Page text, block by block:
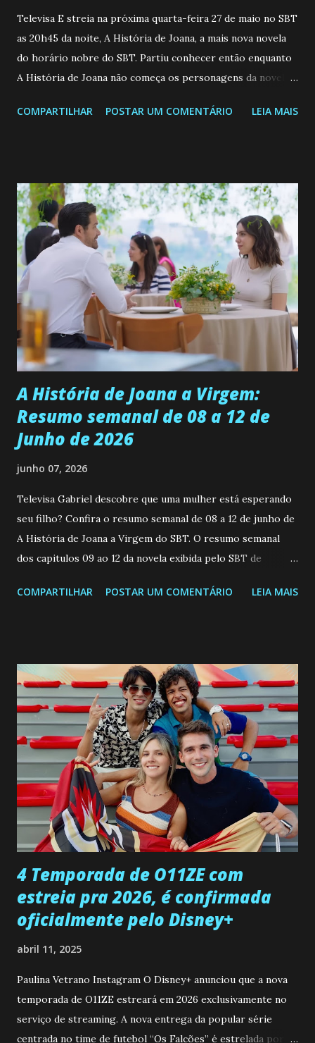
Televisa E streia na próxima quarta-feira 27 de maio no SBT
as 20h45 da noite, A História de Joana, a mais nova novela
do horário nobre do SBT. Partiu conhecer então enquanto
A História de Joana não começa os personagens da novela?
de 25/05/26 a 31/05/26 JOANA GUADALUPE (Camila
permanecer virgem até encontrar o homem que realmente
ama, o que não é fácil, já que dedica todas as suas energias a
se aprimorar, trabalhando, estudando e se orgulhando de
ser a primeira mulher da família a ingressar na
universidade. Ela tem uma personalidade muito alegre, é
muito madura para a idade, determinada, criativa e
empática. Detesta injustiças e é uma ótima amiga. Pode ser
teimosa e muito persistente quando decide fazer algo.
Durante um exame ginecológico, ela é inseminada por eng...
COMPARTILHAR POSTAR UM COMENTÁRIO LEIA MAIS
A História de Joana a Virgem:
Resumo semanal de 08 a 12 de
Junho de 2026
junho 07, 2026
Televisa Gabriel descobre que uma mulher está esperando
seu filho? Confira o resumo semanal de 08 a 12 de junho de
A História de Joana a Virgem do SBT. O resumo semanal
dos capitulos 09 ao 12 da novela exibida pelo SBT de
a Programação Semanal do SBT de 08/06/26 a 14/06/26
confessa a Gabriel que ele demonstrou ser o tipo de
pessoa que ela tanto desejou durante toda a vida. Camila
entra no quarto de Gabriel e imagina como seria o
encontro deles, quando conseguir seduzi-lo. Manuel avisa a
Paula sobre a suposta infidelidade de Gabriel com Joana.
Rogerio consegue se livrar de todas as suspeitas pelo
desaparecimento de Francisco, apontando que ele poderia
ter sido vítima da fúria de Gabriel. Artur informa a Gabriel
que a clínica inseminou por engano outra paciente, que está
...
COMPARTILHAR POSTAR UM COMENTÁRIO LEIA MAIS
4 Temporada de O11ZE com
estreia pra 2026, é confirmada
oficialmente pelo Disney+
abril 11, 2025
Paulina Vetrano Instagram O Disney+ anunciou que a nova
temporada de O11ZE estreará em 2026 exclusivamente no
serviço de streaming. A nova entrega da popular série
centrada no time de futebol “Os Falcões” é estrelada por